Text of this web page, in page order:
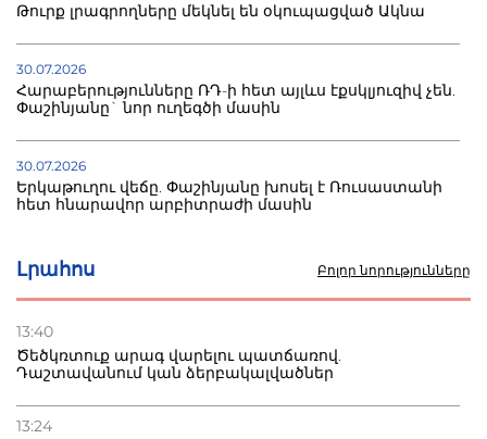
Լրահոս Բոլոր նորությունները
13:40
Ծեծկռտուք արագ վարելու պատճառով.
Դաշտավանում կան ձերբակալվածներ
13:24
Թուրք լրագրողները մեկնել են օկուպացված Ակնա
30.07.2026
Հարաբերությունները ՌԴ-ի հետ այլևս էքսկլյուզիվ չեն.
Փաշինյանը` նոր ուղեգծի մասին
30.07.2026
Երկաթուղու վեճը. Փաշինյանը խոսել է Ռուսաստանի
հետ հնարավոր արբիտրաժի մասին
30.07.2026
Ռուսական շուկայի ճգնաժամը՝ շանս. վարչապետը
ոլորտի արդիականացման կոչ է անում
30.07.2026
Ձկնաբույծներին կտրվի 450 մլն դրամ.